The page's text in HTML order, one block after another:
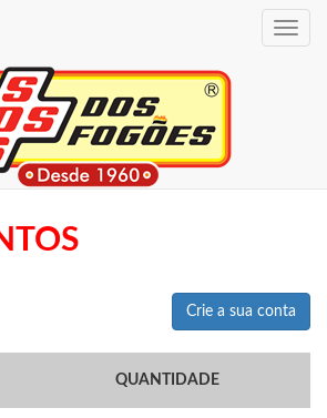
Toggle
Crie a sua conta
QUANTIDADE